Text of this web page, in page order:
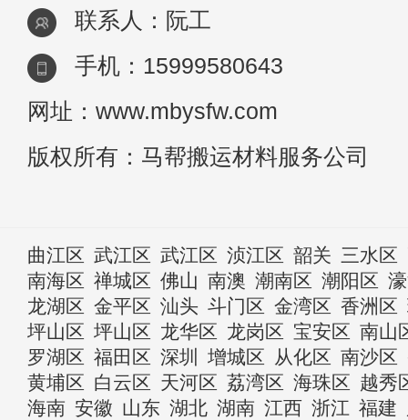
联系人：阮工
手机：15999580643
网址：www.mbysfw.com
版权所有：马帮搬运材料服务公司
曲江区 武江区 武江区 浈江区 韶关 三水区
南海区 禅城区 佛山 南澳 潮南区 潮阳区
龙湖区 金平区 汕头 斗门区 金湾区 香洲区
坪山区 坪山区 龙华区 龙岗区 宝安区 南山
罗湖区 福田区 深圳 增城区 从化区 南沙区
黄埔区 白云区 天河区 荔湾区 海珠区 越秀
海南 安徽 山东 湖北 湖南 江西 浙江 福建